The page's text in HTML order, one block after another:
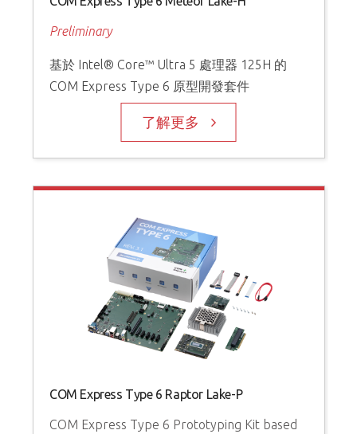
Preliminary
基於 Intel® Core™ Ultra 5 處理器 125H 的
COM Express Type 6 原型開發套件
了解更多
COM Express Type 6 Raptor Lake-P
COM Express Type 6 Prototyping Kit based